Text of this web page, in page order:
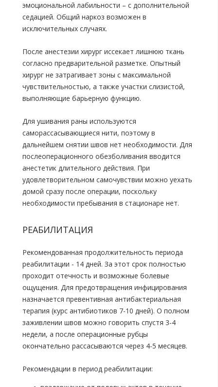
эмоциональной лабильности – с дополнительной
седацией. Общий наркоз возможен в
исключительных случаях.
После анестезии хирург иссекает лишнюю ткань
согласно предварительной разметке. Опытный
хирург не затрагивает зоны с максимальной
чувствительностью, а также участки слизистой,
выполняющие барьерную функцию.
Для ушивания раны используются
саморассасывающиеся нити, поэтому в
дальнейшем снятии швов нет необходимости. Для
послеоперационного обезболивания вводится
анестетик длительного действия. При
удовлетворительном самочувствии можно уехать
домой сразу после операции, поскольку
необходимости пребывания в стационаре нет.
РЕАБИЛИТАЦИЯ
Рекомендованная продолжительность периода
реабилитации - 14 дней. За этот срок полностью
проходит отечность и возможные болевые
ощущения. Для предотвращения инфицирования
назначается превентивная антибактериальная
терапия (курс антибиотиков 7-10 дней). О полном
заживлении швов можно говорить спустя 3-4
недели, а после операционные рубцы
окончательно рассасываются через 4-5 месяцев.
Рекомендации в период реабилитации: